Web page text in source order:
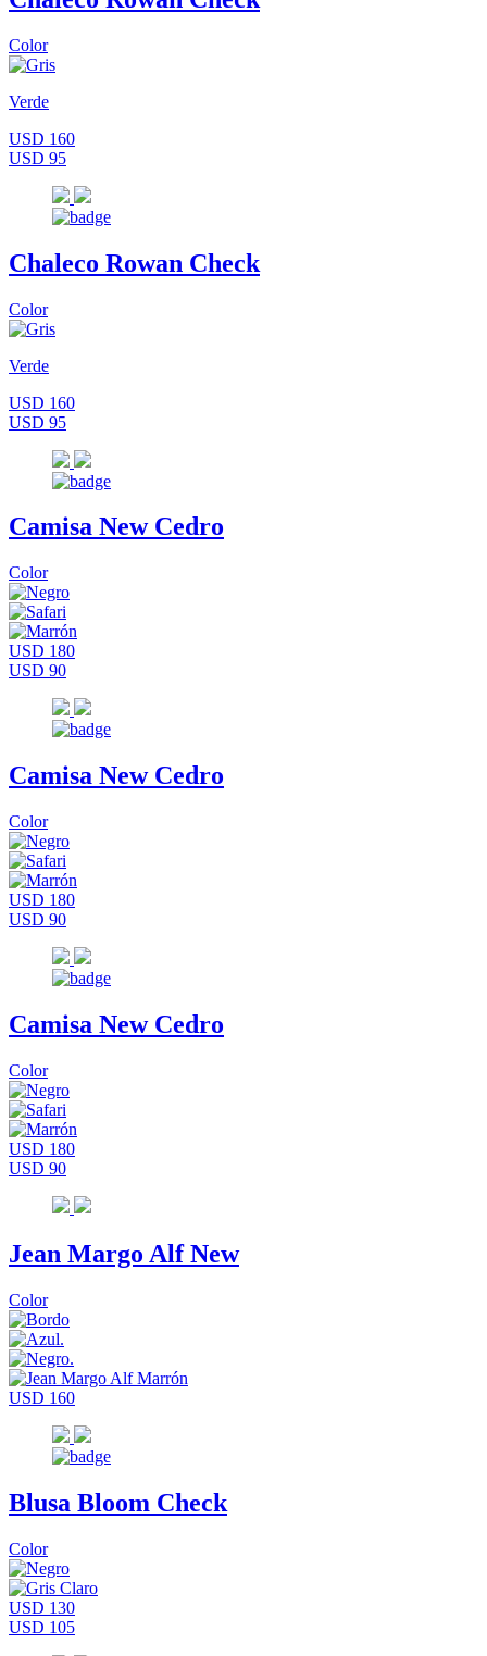
Color
Verde
USD 160
USD 95
Chaleco Rowan Check
Color
Verde
USD 160
USD 95
Camisa New Cedro
Color
USD 180
USD 90
Camisa New Cedro
Color
USD 180
USD 90
Camisa New Cedro
Color
USD 180
USD 90
Jean Margo Alf New
Color
USD 160
Blusa Bloom Check
Color
USD 130
USD 105